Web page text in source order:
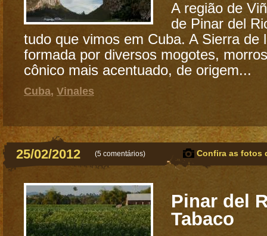
A região de
de Pinar del
tudo que vimos em Cuba. A Sierra de
formada por diversos mogotes,
cônico mais acentuado, de origem...
Cuba, Vinales
25/02/2012 (5 comentários) Confira as fotos
Pinar del
Tabaco